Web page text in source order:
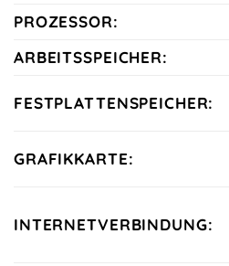
PROZESSOR:
ARBEITSSPEICHER:
FESTPLATTENSPEICHER:
GRAFIKKARTE:
INTERNETVERBINDUNG: